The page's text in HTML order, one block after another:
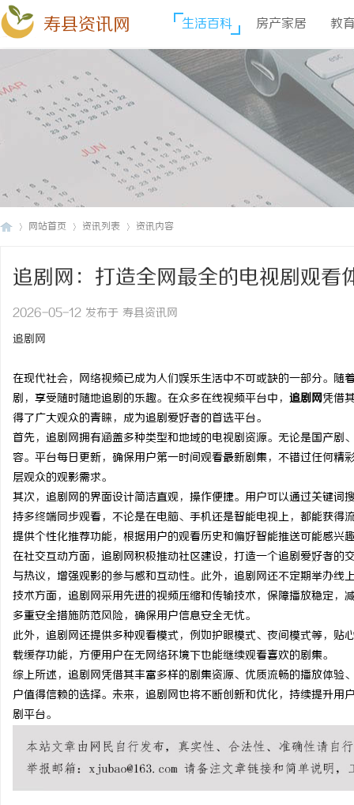
寿县资讯网 生活百科 房产家居 教
网站首页 资讯列表 资讯内容
追剧网：打造全网最全的电视剧观看
2026-05-12 发布于 寿县资讯网
追剧网
在现代社会，网络视频已成为人们娱乐生活中不可或缺的一部分。
剧，享受随时随地追剧的乐趣。在众多在线视频平台中， 追剧网凭借
得了广大观众的青睐，成为追剧爱好者的首选平台。
首先，追剧网拥有涵盖多种类型和地域的电视剧资源。无论是国产
容。平台每日更新，确保用户第一时间观看最新剧集，不错过任何
层观众的观影需求。
其次，追剧网的界面设计简洁直观，操作便捷。用户可以通过关键
持多终端同步观看，不论是在电脑、手机还是智能电视上，都能获
提供个性化推荐功能，根据用户的观看历史和偏好智能推送可能感兴
在社交互动方面，追剧网积极推动社区建设，打造一个追剧爱好者
与热议，增强观影的参与感和互动性。此外，追剧网还不定期举办线
技术方面，追剧网采用先进的视频压缩和传输技术，保障播放稳定
多重安全措施防范风险，确保用户信息安全无忧。
此外，追剧网还提供多种观看模式，例如护眼模式、夜间模式等，
载缓存功能，方便用户在无网络环境下也能继续观看喜欢的剧集。
综上所述，追剧网凭借其丰富多样的剧集资源、优质流畅的播放体
户值得信赖的选择。未来，追剧网也将不断创新和优化，持续提升
剧平台。
揭秘！专业充电桩项目
哪些行业秘诀？